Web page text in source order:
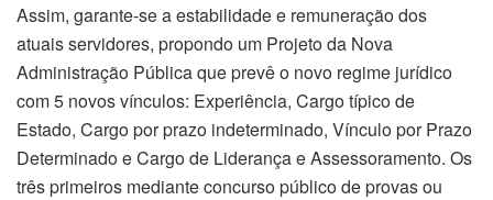
Assim, garante-se a estabilidade e remuneração dos
atuais servidores, propondo um Projeto da Nova
Administração Pública que prevê o novo regime jurídico
com 5 novos vínculos: Experiência, Cargo típico de
Estado, Cargo por prazo indeterminado, Vínculo por Prazo
Determinado e Cargo de Liderança e Assessoramento. Os
três primeiros mediante concurso público de provas ou